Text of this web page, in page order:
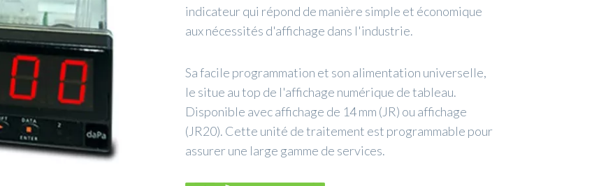
indicateur qui répond de manière simple et économique
aux nécessités d'affichage dans l'industrie.
Sa facile programmation et son alimentation universelle,
le situe au top de l'affichage numérique de tableau.
Disponible avec affichage de 14 mm (JR) ou affichage
(JR20). Cette unité de traitement est programmable pour
assurer une large gamme de services.